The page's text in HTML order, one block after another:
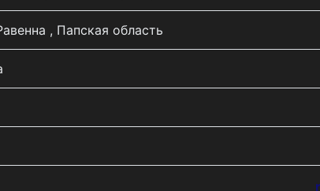
, Папская область